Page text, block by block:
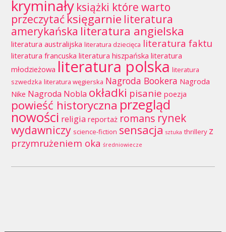
kryminały książki które warto
przeczytaćksięgarnie literatura
amerykańska literatura angielska
literatura australijska literatura dziecięca literatura faktu
literatura francuska literatura hiszpańska literatura
młodzieżowa literatura polska literatura
szwedzka literatura węgierska Nagroda Bookera Nagroda
Nike Nagroda Nobla okładki pisanie poezja
powieść historyczna przegląd
nowości religia reportaż romans rynek
wydawniczy science-fiction sensacja sztuka thrillery z
przymrużeniem oka średniowiecze